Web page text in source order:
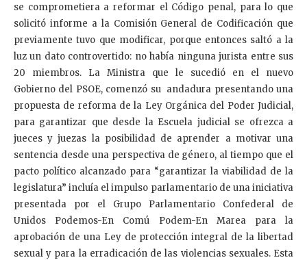
se comprometiera a reformar el Código penal, para lo que
solicitó informe a la Comisión General de Codificación que
previamente tuvo que modificar, porque entonces saltó a la
luz un dato controvertido: no había ninguna jurista entre sus
20 miembros. La Ministra que le sucedió en el nuevo
Gobierno del PSOE, comenzó su andadura presentando una
propuesta de reforma de la Ley Orgánica del Poder Judicial,
para garantizar que desde la Escuela judicial se ofrezca a
jueces y juezas la posibilidad de aprender a motivar una
sentencia desde una perspectiva de género, al tiempo que el
pacto político alcanzado para “garantizar la viabilidad de la
legislatura” incluía el impulso parlamentario de una iniciativa
presentada por el Grupo Parlamentario Confederal de
Unidos Podemos-En Comú Podem-En Marea para la
aprobación de una Ley de protección integral de la libertad
sexual y para la erradicación de las violencias sexuales. Esta